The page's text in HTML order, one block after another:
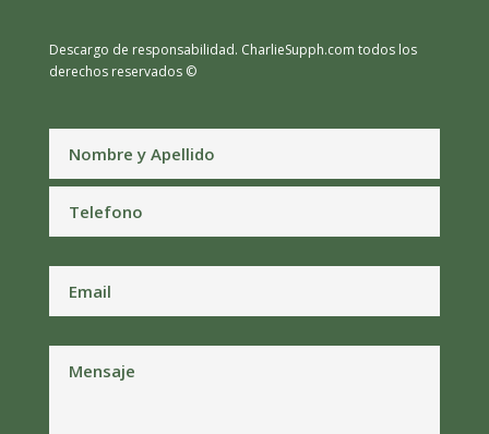
Descargo de responsabilidad. CharlieSupph.com todos los
derechos reservados ©